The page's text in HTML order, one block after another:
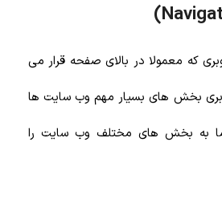
که معمولا در بالای صفحه قرار می
بخش های بسیار مهم وب سایت ها
به بخش های مختلف وب سایت را